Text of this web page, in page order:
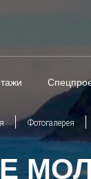
Фотогалерея